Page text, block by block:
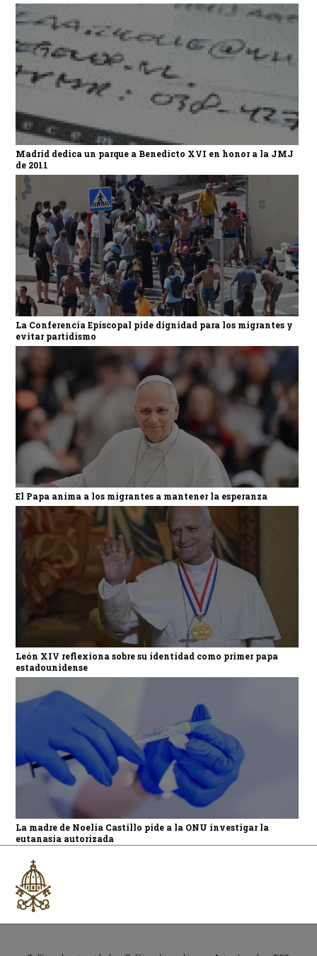
Madrid dedica un parque a Benedicto XVI en honor a la JMJ
de 2011
La Conferencia Episcopal pide dignidad para los migrantes y
evitar partidismo
El Papa anima a los migrantes a mantener la esperanza
León XIV reflexiona sobre su identidad como primer papa
estadounidense
La madre de Noelia Castillo pide a la ONU investigar la
eutanasia autorizada